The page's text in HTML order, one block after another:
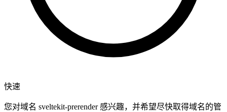
快速
您对域名 sveltekit-prerender 感兴趣，并希望尽快取得域名的管